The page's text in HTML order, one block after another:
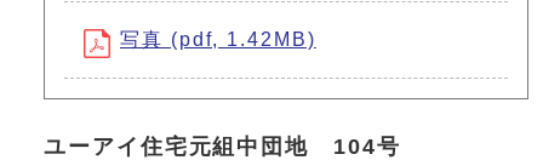
写真 (pdf, 1.42MB)
ユーアイ住宅元組中団地 104号